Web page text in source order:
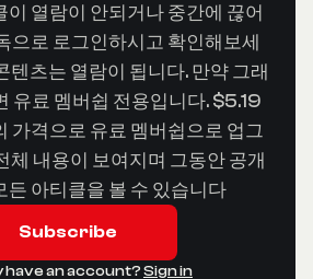
이 열람이 안되거나 중간에 끊어
으로 로그인하시고 확인해보세
텐츠는 열람이 됩니다. 만약 그래
유료 멤버쉽 전용입니다. $5.19
가격으로 유료 멤버쉽으로 업그
체 내용이 보여지며 그동안 공개
든 아티클을 볼 수 있습니다
Subscribe
have an account?Sign in